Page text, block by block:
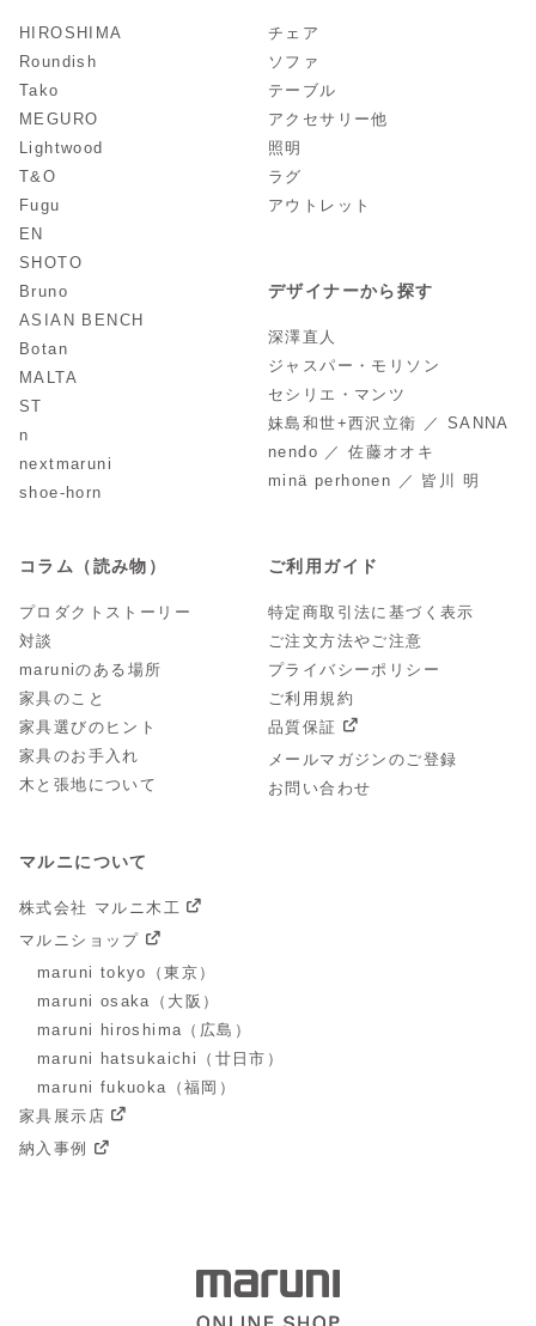
HIROSHIMA
Roundish
Tako
MEGURO
Lightwood
T&O
Fugu
EN
SHOTO
Bruno
ASIAN BENCH
Botan
MALTA
ST
n
nextmaruni
shoe-horn
チェア
ソファ
テーブル
アクセサリー他
照明
ラグ
アウトレット
デザイナーから探す
深澤直人
ジャスパー・モリソン
セシリエ・マンツ
妹島和世+西沢立衛 ／ SANNA
nendo ／ 佐藤オオキ
minä perhonen ／ 皆川 明
コラム（読み物）
プロダクトストーリー
対談
maruniのある場所
家具のこと
家具選びのヒント
家具のお手入れ
木と張地について
ご利用ガイド
特定商取引法に基づく表示
ご注文方法やご注意
プライバシーポリシー
ご利用規約
品質保証
メールマガジンのご登録
お問い合わせ
マルニについて
株式会社 マルニ木工
マルニショップ
maruni tokyo（東京）
maruni osaka（大阪）
maruni hiroshima（広島）
maruni hatsukaichi（廿日市）
maruni fukuoka（福岡）
家具展示店
納入事例